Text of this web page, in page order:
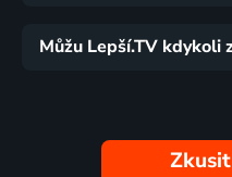
Můžu Lepší.TV kdykoli